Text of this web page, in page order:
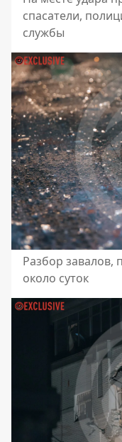
спасатели,
службы
Разбор завалов,
около суток